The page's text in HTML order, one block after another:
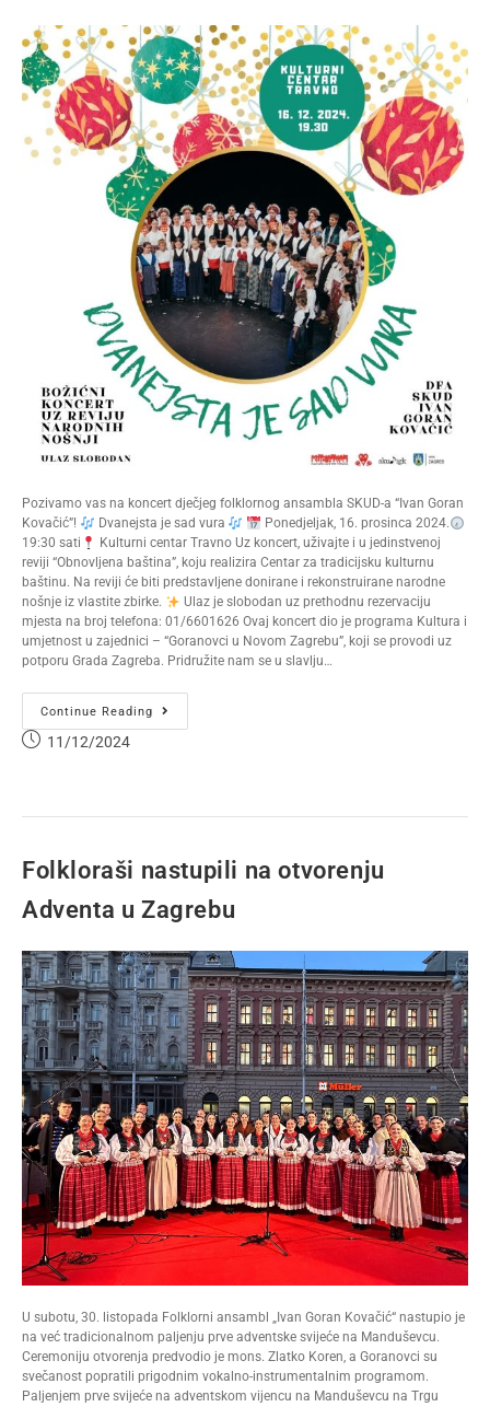
Pozivamo vas na koncert dječjeg folklornog ansambla SKUD-a “Ivan Goran
Kovačić”!
Dvanejsta je sad vura
Ponedjeljak, 16. prosinca 2024.
19:30 sati
Kulturni centar Travno Uz koncert, uživajte i u jedinstvenoj
reviji “Obnovljena baština”, koju realizira Centar za tradicijsku kulturnu
baštinu. Na reviji će biti predstavljene donirane i rekonstruirane narodne
nošnje iz vlastite zbirke.
Ulaz je slobodan uz prethodnu rezervaciju
mjesta na broj telefona: 01/6601626 Ovaj koncert dio je programa Kultura i
umjetnost u zajednici – “Goranovci u Novom Zagrebu”, koji se provodi uz
potporu Grada Zagreba. Pridružite nam se u slavlju…
Continue Reading
11/12/2024
Folkloraši nastupili na otvorenju
Adventa u Zagrebu
U subotu, 30. listopada Folklorni ansambl „Ivan Goran Kovačić“ nastupio je
na već tradicionalnom paljenju prve adventske svijeće na Manduševcu.
Ceremoniju otvorenja predvodio je mons. Zlatko Koren, a Goranovci su
svečanost popratili prigodnim vokalno-instrumentalnim programom.
Paljenjem prve svijeće na adventskom vijencu na Manduševcu na Trgu